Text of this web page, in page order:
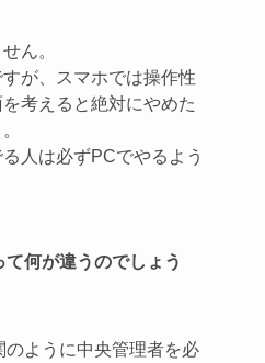
ん。
が、スマホでは操作性
考えると絶対にやめた
人は必ずPCでやるよう
て何が違うのでしょう
のように中央管理者を必